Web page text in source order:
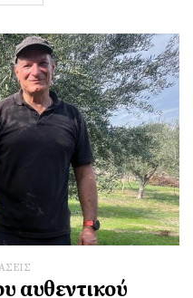
αυθεντικού